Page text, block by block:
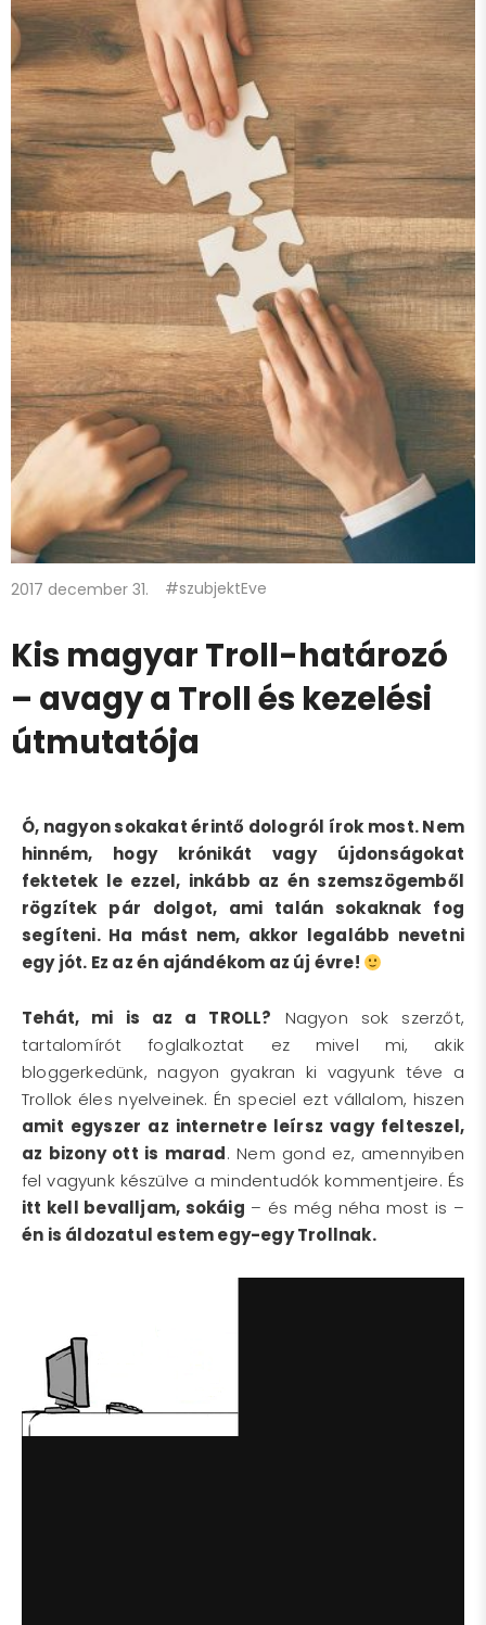
2017 december 31. #szubjektEve
Kis magyar Troll-határozó
– avagy a Troll és kezelési
útmutatója
Ó, nagyon sokakat érintő dologról írok most. Nem
hinném, hogy krónikát vagy újdonságokat
fektetek le ezzel, inkább az én szemszögemből
rögzítek pár dolgot, ami talán sokaknak fog
segíteni. Ha mást nem, akkor legalább nevetni
egy jót. Ez az én ajándékom az új évre!
Tehát, mi is az a TROLL? Nagyon sok szerzőt,
tartalomírót foglalkoztat ez mivel mi, akik
bloggerkedünk, nagyon gyakran ki vagyunk téve a
Trollok éles nyelveinek. Én speciel ezt vállalom, hiszen
amit egyszer az internetre leírsz vagy felteszel,
az bizony ott is marad. Nem gond ez, amennyiben
fel vagyunk készülve a mindentudók kommentjeire. És
itt kell bevalljam, sokáig – és még néha most is –
én is áldozatul estem egy-egy Trollnak.